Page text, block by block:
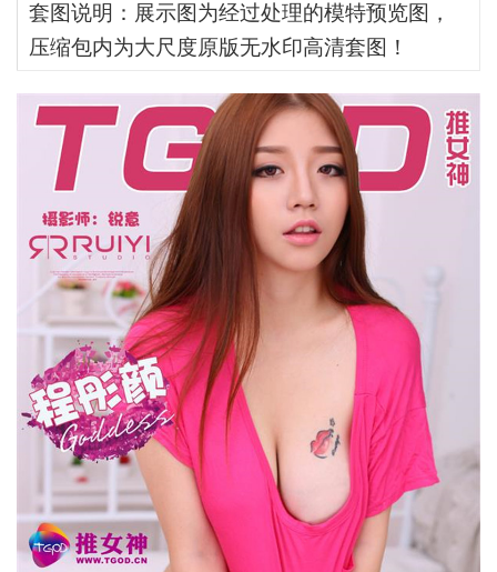
套图说明：展示图为经过处理的模特预览图，
压缩包内为大尺度原版无水印高清套图！